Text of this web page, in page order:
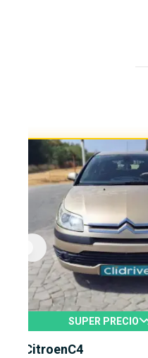
SUPER PRECIO
CitroenC4